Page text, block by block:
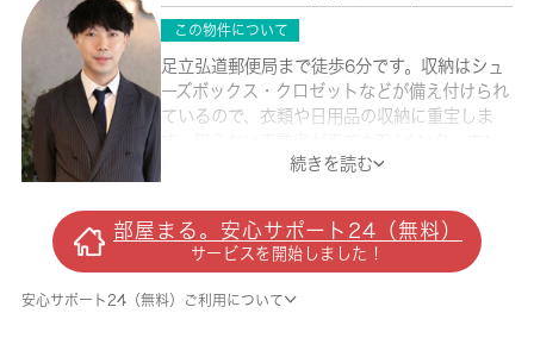
この物件について
足立弘道郵便局まで徒歩6分です。収納はシュ
ーズボックス・クロゼットなどが備え付けられ
ているので、衣類や日用品の収納に重宝しま
越しに確認できるので防犯対策として優れてお
トなど充実した設備を備え付けています。空き
家の物件です。お部屋とキッチンに仕切りがあ
る、1Kの物件です。こちらは月々の家賃が5.7
万円の物件です。 城南コミュニティが条件に
続きを読む
部屋まる。安心サポート24（無料）
サービスを開始しました！
安心サポート24（無料）ご利用について